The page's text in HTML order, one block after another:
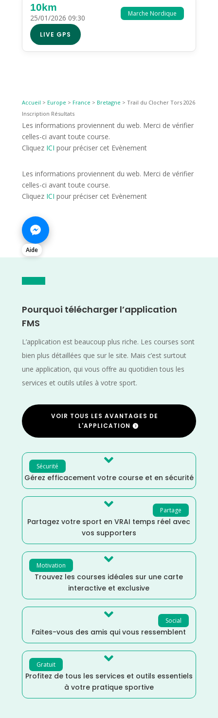
Marche Nordique
10km
25/01/2026 09:30
LIVE GPS
Accueil > Europe > France > Bretagne > Trail du Clocher Tors 2026
Inscription Résultats
Les informations proviennent du web. Merci de vérifier
celles-ci avant toute course.
Cliquez ICI pour préciser cet Evènement
Les informations proviennent du web. Merci de vérifier
celles-ci avant toute course.
Cliquez ICI pour préciser cet Evènement
Aide
Pourquoi télécharger l’application
FMS
L’application est beaucoup plus riche. Les courses sont
bien plus détaillées que sur le site. Mais c’est surtout
une application, qui vous offre au quotidien tous les
services et outils utiles à votre sport.
VOIR TOUS LES AVANTAGES DE
L'APPLICATION
Sécurité 
Gérez efficacement votre course et en sécurité
Partage

Partagez votre sport en VRAI temps réel avec
vos supporters
Motivation 
Trouvez les courses idéales sur une carte
interactive et exclusive
Social

Faites-vous des amis qui vous ressemblent
Gratuit 
Profitez de tous les services et outils essentiels
à votre pratique sportive